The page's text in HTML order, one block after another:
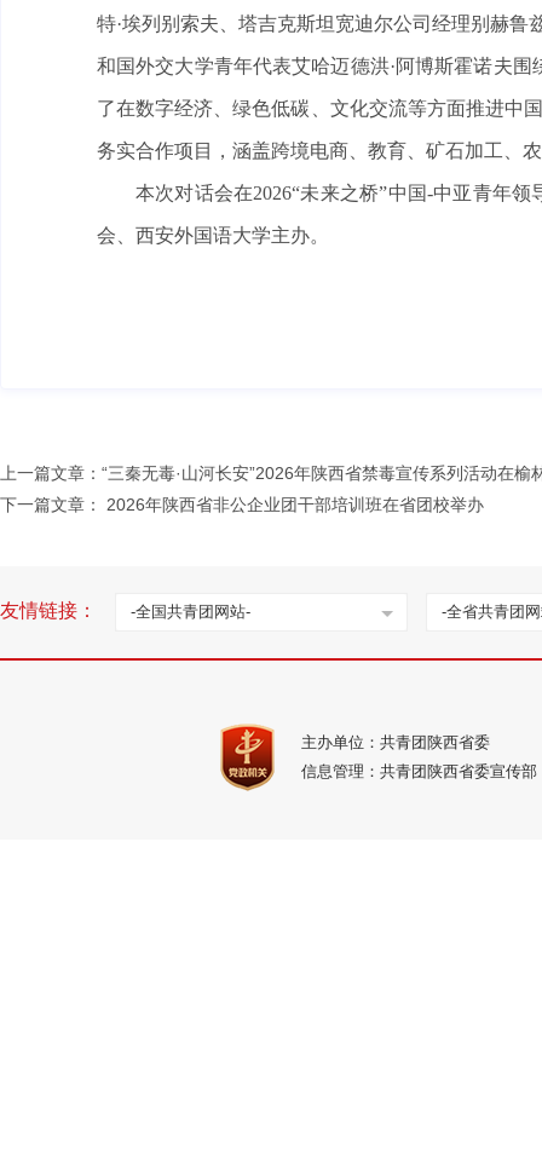
特·埃列别索夫、塔吉克斯坦宽迪尔公司经理别赫
和国外交大学青年代表艾哈迈德洪·阿博斯霍诺夫
了在数字经济、绿色低碳、文化交流等方面推进中
务实合作项目，涵盖跨境电商、教育、矿石加工、
本次对话会在2026“未来之桥”中国-中亚青年
会、西安外国语大学主办。
上一篇文章： “三秦无毒·山河长安”2026年陕西省禁毒宣传系列活动在榆
下一篇文章：
2026年陕西省非公企业团干部培训班在省团校举办
友情链接： -全国共青团网站- -全省共青团
主办单位：共青团陕西省委
信息管理：共青团陕西省委宣传部